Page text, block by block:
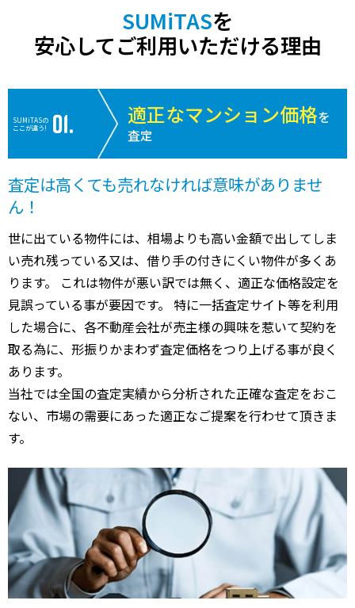
SUMiTASを
安心してご利用いただける理由
SUMiTASの
ここが違う!
適正なマンション価格を
査定
査定は高くても売れなければ意味がありませ
ん！
世に出ている物件には、相場よりも高い金額で出してしま
い売れ残っている又は、借り手の付きにくい物件が多くあ
ります。 これは物件が悪い訳では無く、適正な価格設定を
見誤っている事が要因です。 特に一括査定サイト等を利用
した場合に、各不動産会社が売主様の興味を惹いて契約を
取る為に、形振りかまわず査定価格をつり上げる事が良く
あります。
当社では全国の査定実績から分析された正確な査定をおこ
ない、市場の需要にあった適正なご提案を行わせて頂きま
す。